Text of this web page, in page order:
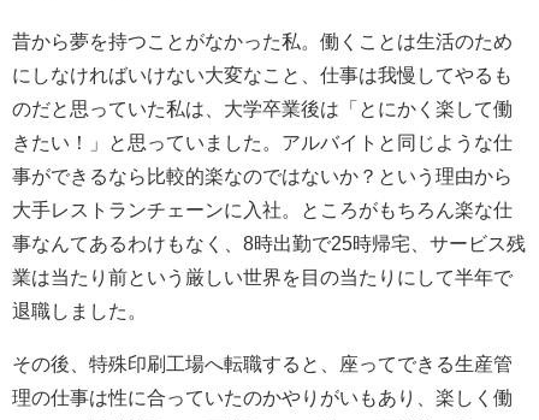
昔から夢を持つことがなかった私。働くことは生活のため
にしなければいけない大変なこと、仕事は我慢してやるも
のだと思っていた私は、大学卒業後は「とにかく楽して働
きたい！」と思っていました。アルバイトと同じような仕
事ができるなら比較的楽なのではないか？という理由から
大手レストランチェーンに入社。ところがもちろん楽な仕
事なんてあるわけもなく、8時出勤で25時帰宅、サービス残
業は当たり前という厳しい世界を目の当たりにして半年で
退職しました。
その後、特殊印刷工場へ転職すると、座ってできる生産管
理の仕事は性に合っていたのかやりがいもあり、楽しく働